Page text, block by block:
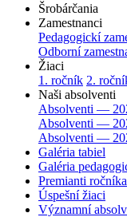
Šrobárčania
Zamestnanci
Pedagogickí
Odborní
Žiaci
1. ročník 2.
Naši absolventi
Absolventi —
Absolventi —
Absolventi —
Galéria tabiel
Galéria
Premianti ročníka
Úspešní žiaci
Významní